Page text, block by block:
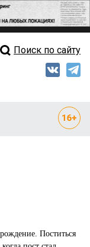
выпуск
Поиск по сайту
Поститься